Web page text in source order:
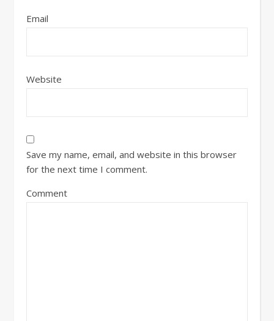
Email
Website
Save my name, email, and website in this browser
for the next time I comment.
Comment